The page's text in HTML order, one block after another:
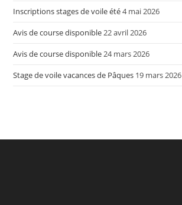
Inscriptions stages de voile été4 mai 2026
Avis de course disponible22 avril 2026
Avis de course disponible24 mars 2026
Stage de voile vacances de Pâques 19 mars 2026